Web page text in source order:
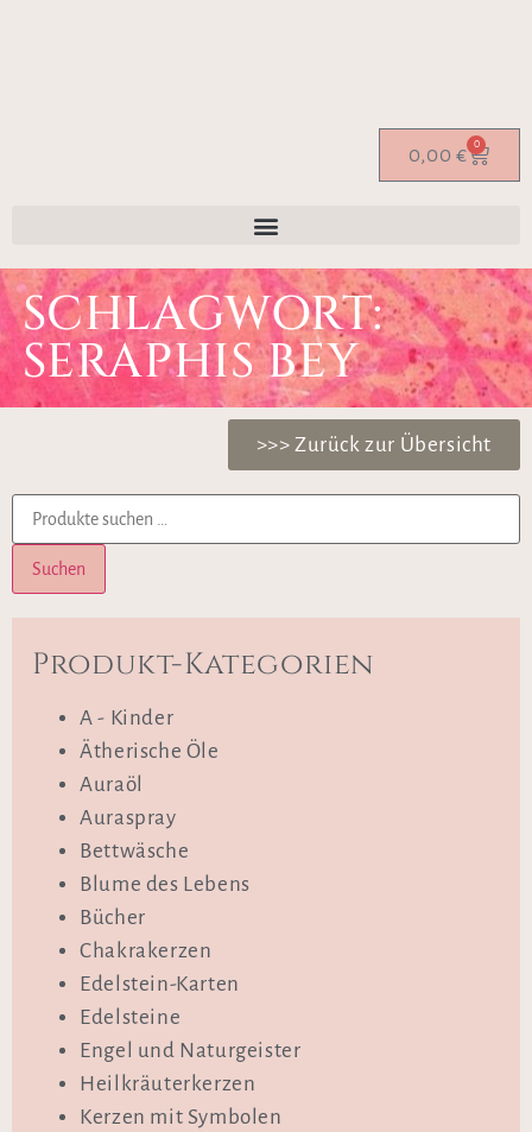
0,00 € 0
SCHLAGWORT:
SERAPHIS BEY
>>> Zurück zur Übersicht
Suchen
Produkt-Kategorien
A - Kinder
Ätherische Öle
Auraöl
Auraspray
Bettwäsche
Blume des Lebens
Bücher
Chakrakerzen
Edelstein-Karten
Edelsteine
Engel und Naturgeister
Heilkräuterkerzen
Kerzen mit Symbolen